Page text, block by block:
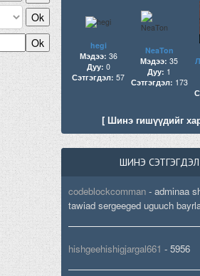
hegi
Мэдээ: 36
Дуу: 0
Сэтгэгдэл:57
NeaTon
Мэдээ: 35
Дуу: 1
Сэтгэгдэл: 173
[ Шинэ гишүүдийг
ШИНЭ СЭТГЭГДЭЛ
codeblockcomman- adminaa
tawiad sergeeged uguuch
hishgeehishigjargal661 - 5956